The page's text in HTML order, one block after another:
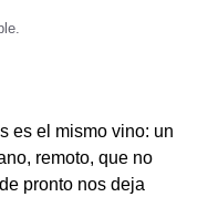
es el mismo vino: un
remoto, que no
pronto nos deja